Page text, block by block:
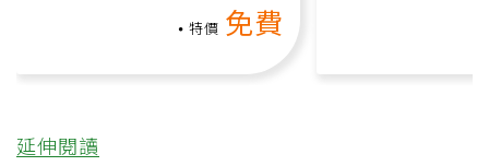
特價 免費
延伸閱讀